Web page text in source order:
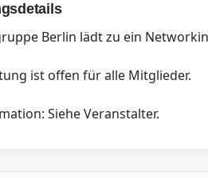
Berlin lädt zu ein
ist offen für alle Mitglieder.
Siehe Veranstalter.